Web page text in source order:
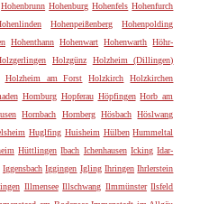
Hohenbrunn Hohenburg Hohenfels Hohenfurch
Hohenpeißenberg
Hohenpolding
Hohenthann Hohenwart Hohenwarth Höhr-
Holzgünz
Holzheim (Dillingen)
Holzheim am Forst Holzkirch
Holzkirchen
Homburg Hopferau Höpfingen Horb am
Hornbach Hornberg Hösbach Höslwang
Huglfing Huisheim Hülben Hummeltal
Hüttlingen Ibach Ichenhausen Icking Idar-
Iggensbach Iggingen Igling Ihringen Ihrlerstein
Illmensee Illschwang Ilmmünster Ilsfeld